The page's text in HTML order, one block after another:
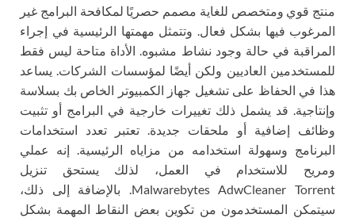
منتج قوي ومتخصص للغاية مصمم حصريًا لمكافحة البرامج غير
المرغوب فيها بشكل فعال. وتتمثل مهمتها الرئيسية في إجراء
المراقبة في حالة وجود نشاط مشبوه. الأداة متاحة ليس فقط
للمستخدمين العاديين ولكن أيضًا لمؤسسات الشركات. يساعد
هذا في الحفاظ على تشغيل جهاز الكمبيوتر الخاص بك بسلاسة
وإنتاجية. قد يشمل ذلك تغييرات خارجية في البرامج أو تثبيت
وظائف إضافية أو ملحقات جديدة. تعتبر تعدد استخدامات
البرنامج وسهولة استخدامه من مزاياه الرئيسية. إنه عملي
ومريح للاستخدام في العمل، لذلك يستحق تنزيل
Malwarebytes AdwCleaner Torrent. بالإضافة إلى ذلك،
سيتمكن المستخدمون من تكوين بعض النقاط المهمة بشكل